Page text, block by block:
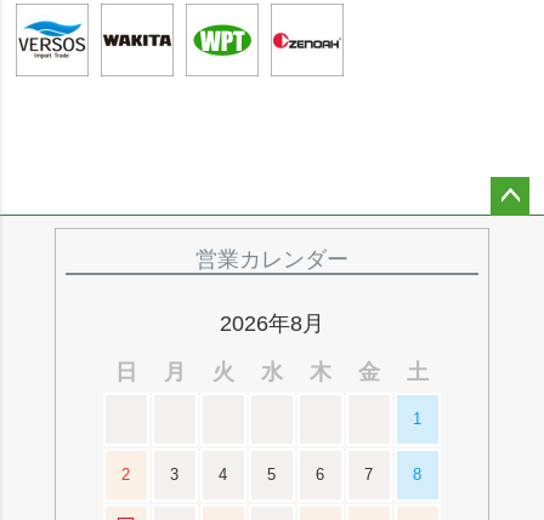
営業カレンダー
2026年8月
日
月 火 水 木 金 土
1
2 3 4 5 6 7 8